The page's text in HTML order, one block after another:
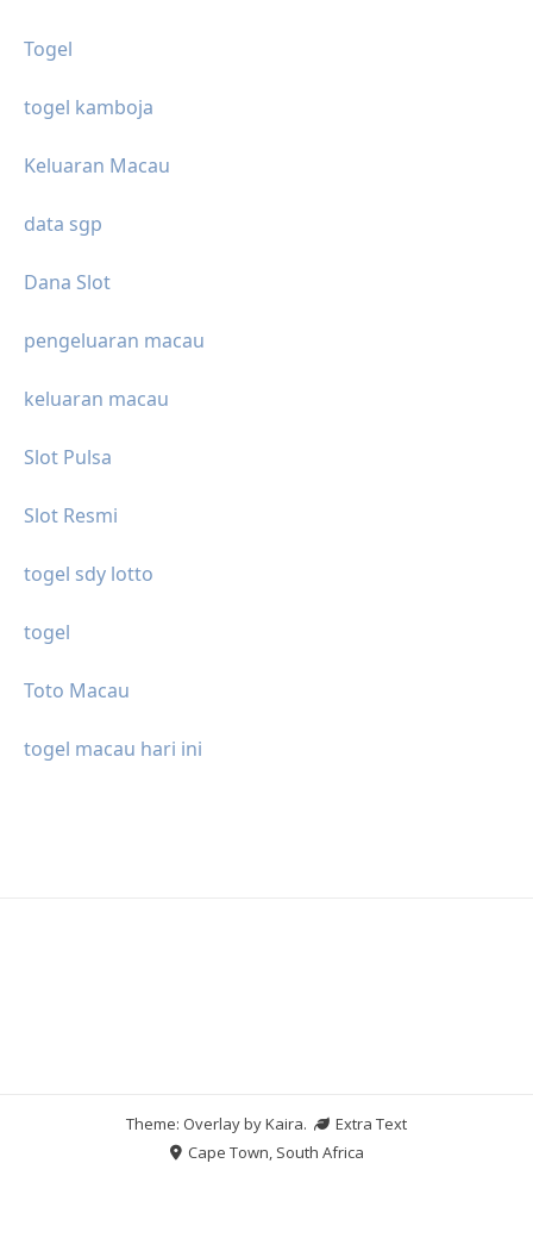
Togel
togel kamboja
Keluaran Macau
data sgp
Dana Slot
pengeluaran macau
keluaran macau
Slot Pulsa
Slot Resmi
togel sdy lotto
togel
Toto Macau
togel macau hari ini
Theme: Overlay byKaira.
Extra Text
Cape Town, South Africa